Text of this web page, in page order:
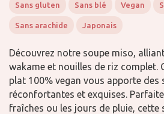
Téléchargements
Sans gluten Sans blé Vegan
Sans arachide Japonais
Découvrez notre soupe miso,
wakame et nouilles de riz complet.
plat 100% vegan vous apporte des
réconfortantes et exquises.
fraîches ou les jours de pluie, cette